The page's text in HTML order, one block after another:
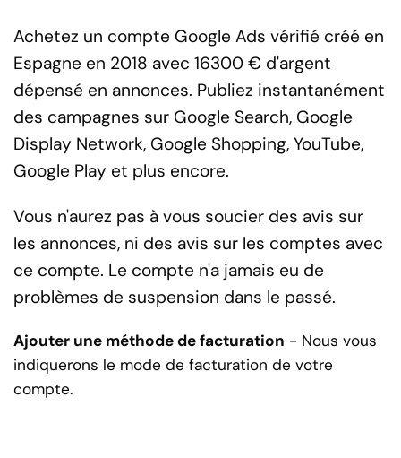
Achetez un compte Google Ads vérifié créé en
Espagne en 2018 avec 16300 € d'argent
dépensé en annonces. Publiez instantanément
des campagnes sur Google Search, Google
Display Network, Google Shopping, YouTube,
Google Play et plus encore.
Vous n'aurez pas à vous soucier des avis sur
les annonces, ni des avis sur les comptes avec
ce compte. Le compte n'a jamais eu de
problèmes de suspension dans le passé.
Ajouter une méthode de facturation - Nous vous
indiquerons le mode de facturation de votre
compte.